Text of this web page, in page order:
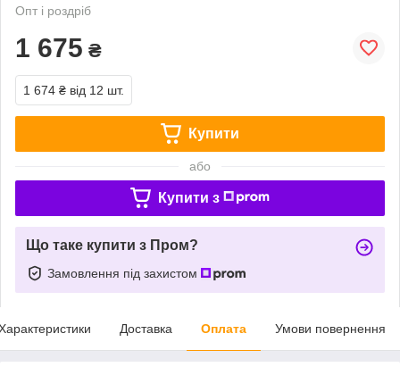
Опт і роздріб
1 675 ₴
1 674 ₴ від 12 шт.
Купити
або
Купити з
Що таке купити з Пром?
Замовлення під захистом
Доставка Оплата Умови повернення